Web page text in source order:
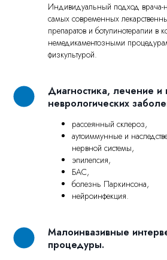
Индивидуальный подход врача-
самых современных
препаратов и ботулинотерапии в
немедикаментозными
физкультурой.
Диагностика, лечение
неврологических
рассеянный склероз,
аутоиммунные и
нервной системы,
эпилепсия,
БАС,
болезнь Паркинсона,
нейроинфекция.
Малоинвазивные
процедуры.